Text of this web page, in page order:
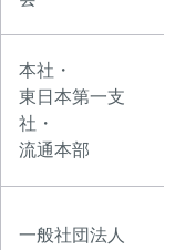
本社・
東日本第一支
社・
流通本部
一般社団法人